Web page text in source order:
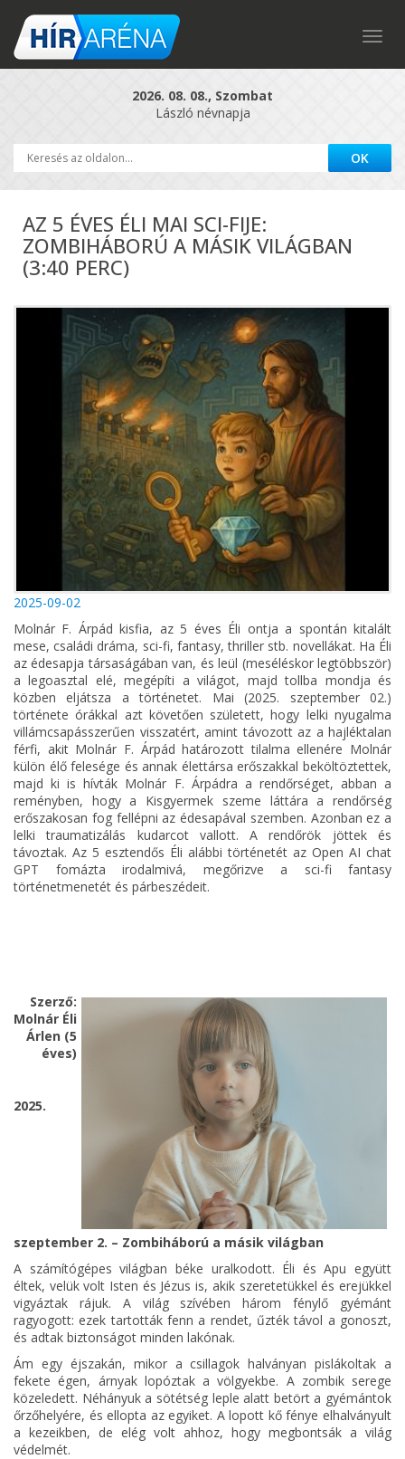
2026. 08. 08., Szombat
László névnapja
AZ 5 ÉVES ÉLI MAI SCI-FIJE:
ZOMBIHÁBORÚ A MÁSIK VILÁGBAN
(3:40 PERC)
2025-09-02
Molnár F. Árpád kisfia, az 5 éves Éli ontja a spontán kitalált
mese, családi dráma, sci-fi, fantasy, thriller stb. novellákat. Ha Éli
az édesapja társaságában van, és leül (meséléskor legtöbbször)
a legoasztal elé, megépíti a világot, majd tollba mondja és
közben eljátsza a történetet. Mai (2025. szeptember 02.)
története órákkal azt követően született, hogy lelki nyugalma
villámcsapásszerűen visszatért, amint távozott az a hajléktalan
férfi, akit Molnár F. Árpád határozott tilalma ellenére Molnár
külön élő felesége és annak élettársa erőszakkal beköltöztettek,
majd ki is hívták Molnár F. Árpádra a rendőrséget, abban a
reményben, hogy a Kisgyermek szeme láttára a rendőrség
erőszakosan fog fellépni az édesapával szemben. Azonban ez a
lelki traumatizálás kudarcot vallott. A rendőrök jöttek és
távoztak. Az 5 esztendős Éli alábbi történetét az Open AI chat
GPT fomázta irodalmivá, megőrizve a sci-fi fantasy
történetmenetét és párbeszédeit.
Szerző:
Molnár Éli
Árlen (5
éves)
2025.
szeptember 2. – Zombiháború a másik világban
A számítógépes világban béke uralkodott. Éli és Apu együtt
éltek, velük volt Isten és Jézus is, akik szeretetükkel és erejükkel
vigyáztak rájuk. A világ szívében három fénylő gyémánt
ragyogott: ezek tartották fenn a rendet, űzték távol a gonoszt,
és adtak biztonságot minden lakónak.
Ám egy éjszakán, mikor a csillagok halványan pislákoltak a
fekete égen, árnyak lopóztak a völgyekbe. A zombik serege
közeledett. Néhányuk a sötétség leple alatt betört a gyémántok
őrzőhelyére, és ellopta az egyiket. A lopott kő fénye elhalványult
a kezeikben, de elég volt ahhoz, hogy megbontsák a világ
védelmét.